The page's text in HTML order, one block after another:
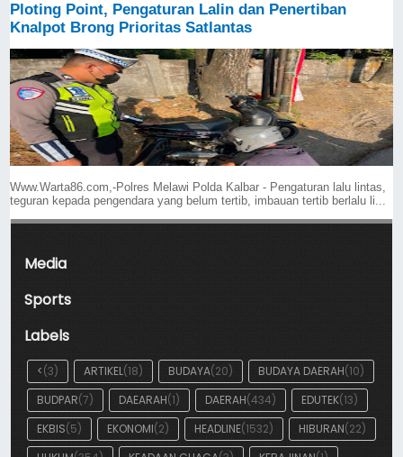
Ploting Point, Pengaturan Lalin dan Penertiban
Knalpot Brong Prioritas Satlantas
Www.Warta86.com,-Polres Melawi Polda Kalbar - Pengaturan lalu lintas,
teguran kepada pengendara yang belum tertib, imbauan tertib berlalu li...
Media
Sports
Labels
<(3) ARTIKEL(18) BUDAYA(20) BUDAYA DAERAH(10)
BUDPAR(7) DAEARAH(1) DAERAH(434) EDUTEK(13)
EKBIS(5) EKONOMI(2) HEADLINE(1532) HIBURAN(22)